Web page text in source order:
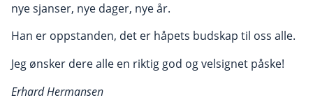
nye sjanser, nye dager, nye år.
Han er oppstanden, det er håpets budskap til oss alle.
Jeg ønsker dere alle en riktig god og velsignet påske!
Erhard Hermansen